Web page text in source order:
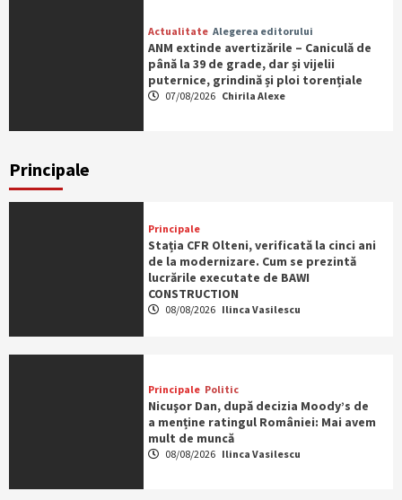
Actualitate Alegerea editorului
ANM extinde avertizările – Caniculă de
până la 39 de grade, dar și vijelii
puternice, grindină și ploi torențiale
07/08/2026 Chirila Alexe
Principale
Principale
Stația CFR Olteni, verificată la cinci ani
de la modernizare. Cum se prezintă
lucrările executate de BAWI
CONSTRUCTION
08/08/2026 Ilinca Vasilescu
Principale Politic
Nicuşor Dan, după decizia Moody’s de
a menține ratingul României: Mai avem
mult de muncă
08/08/2026 Ilinca Vasilescu